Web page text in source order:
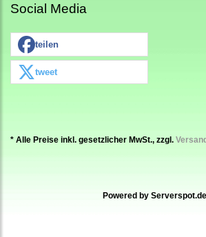
Social Media
teilen
tweet
* Alle Preise inkl. gesetzlicher MwSt., zzgl.
Powered by Serverspot.de